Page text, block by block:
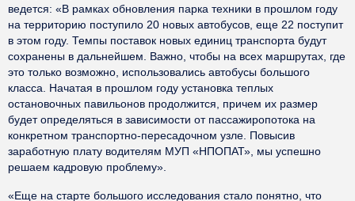
ведется: «В рамках обновления парка техники в прошлом году
на территорию поступило 20 новых автобусов, еще 22 поступит
в этом году. Темпы поставок новых единиц транспорта будут
сохранены в дальнейшем. Важно, чтобы на всех маршрутах, где
это только возможно, использовались автобусы большого
класса. Начатая в прошлом году установка теплых
остановочных павильонов продолжится, причем их размер
будет определяться в зависимости от пассажиропотока на
конкретном транспортно-пересадочном узле. Повысив
заработную плату водителям МУП «НПОПАТ», мы успешно
решаем кадровую проблему».
«Еще на старте большого исследования стало понятно, что